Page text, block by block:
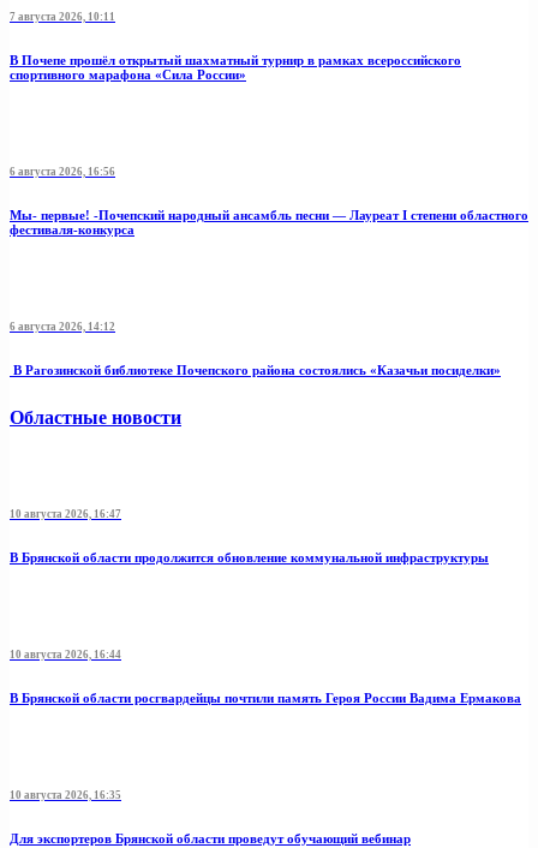
7 августа 2026, 10:11
В Почепе прошёл открытый шахматный турнир в рамках всероссийского
спортивного марафона «Сила России»
6 августа 2026, 16:56
Мы- первые! -Почепский народный ансамбль песни — Лауреат I степени областного
фестиваля-конкурса
6 августа 2026, 14:12
В Рагозинской библиотеке Почепского района состоялись «Казачьи посиделки»
Областные новости
10 августа 2026, 16:47
В Брянской области продолжится обновление коммунальной инфраструктуры
10 августа 2026, 16:44
В Брянской области росгвардейцы почтили память Героя России Вадима Ермакова
10 августа 2026, 16:35
Для экспортеров Брянской области проведут обучающий вебинар